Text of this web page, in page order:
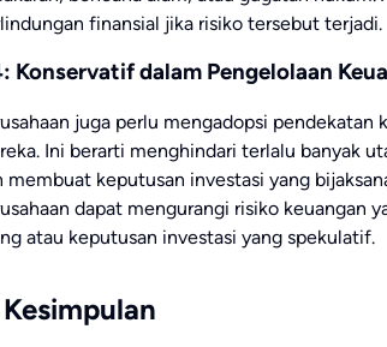
finansial jika risiko tersebut terjadi.
Konservatif dalam Pengelolaan
juga perlu mengadopsi
Ini berarti menghindari terlalu banyak
membuat keputusan investasi yang
dapat mengurangi risiko keuangan
atau keputusan investasi yang spekulatif.